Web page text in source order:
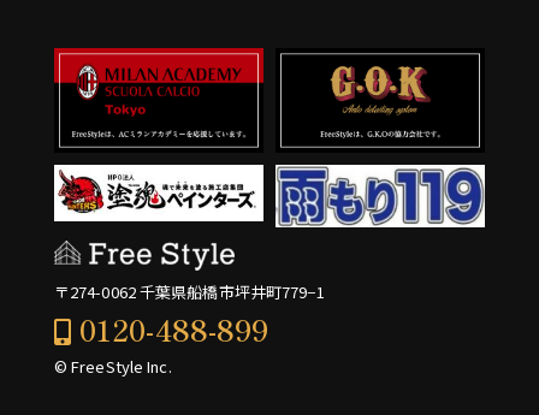
〒274-0062 千葉県船橋市坪井町779−1
0120-488-899
© FreeStyle Inc.